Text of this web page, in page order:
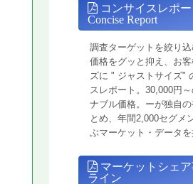
コンサイスレポー
Concise Report
調査ターゲットを絞り
価格をグッと抑え、お
ズに " ジャストサイズ"
スレポート。30,000円
ナブル価格。ーが独自の
とめ、年間2,000セグメ
ぶマーケット・データを
マーケットシェア
ライン